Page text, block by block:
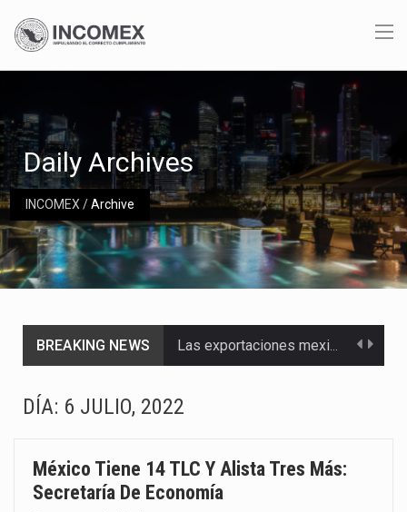
INCOMEX/Archive
Daily Archives
BREAKING NEWS Las exportaciones mexicanas de vehículos ligeros disminuyeron 9.67 % en julio a tasa anual, alcanzando…
Solo el 17.8 % de las empresas en México se considera totalmente preparada para la…
DÍA: 6 JULIO, 2022
México Tiene 14 TLC Y Alista Tres Más:
Secretaría De Economía